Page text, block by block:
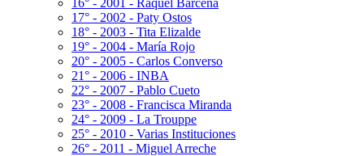
16° - 2001 - Raquel Bárcena
17° - 2002 - Paty Ostos
18° - 2003 - Tita Elizalde
19° - 2004 - María Rojo
20° - 2005 - Carlos Converso
21° - 2006 - INBA
22° - 2007 - Pablo Cueto
23° - 2008 - Francisca Miranda
24° - 2009 - La Trouppe
25° - 2010 - Varias Instituciones
26° - 2011 - Miguel Arreche